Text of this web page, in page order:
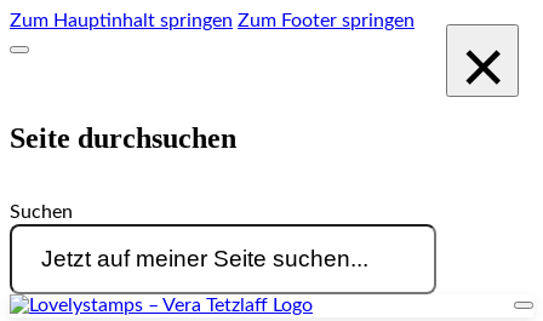
Zum Hauptinhalt springen Zum Footer springen
Seite durchsuchen
Suchen
×